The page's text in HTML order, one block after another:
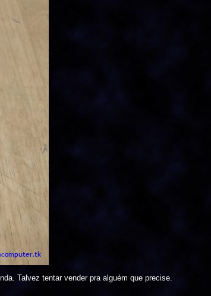
Talvez tentar vender pra alguém que precise.